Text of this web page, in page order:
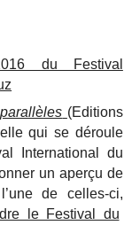
du Festival
(Editions
qui se déroule
International du
un aperçu de
de celles-ci,
le Festival du